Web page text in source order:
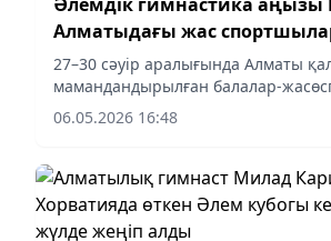
Алматыдағы жас
чемпионатына қатысты
27–30 сәуір аралығында Алматы
мамандандырылған балалар-
олимпиадалық резерв спорт
арасындағы спорттық
06.05.2026 16:48